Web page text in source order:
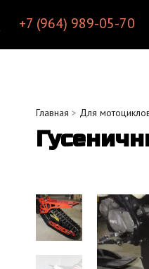
+7 (964) 989-05-70
Главная > Для